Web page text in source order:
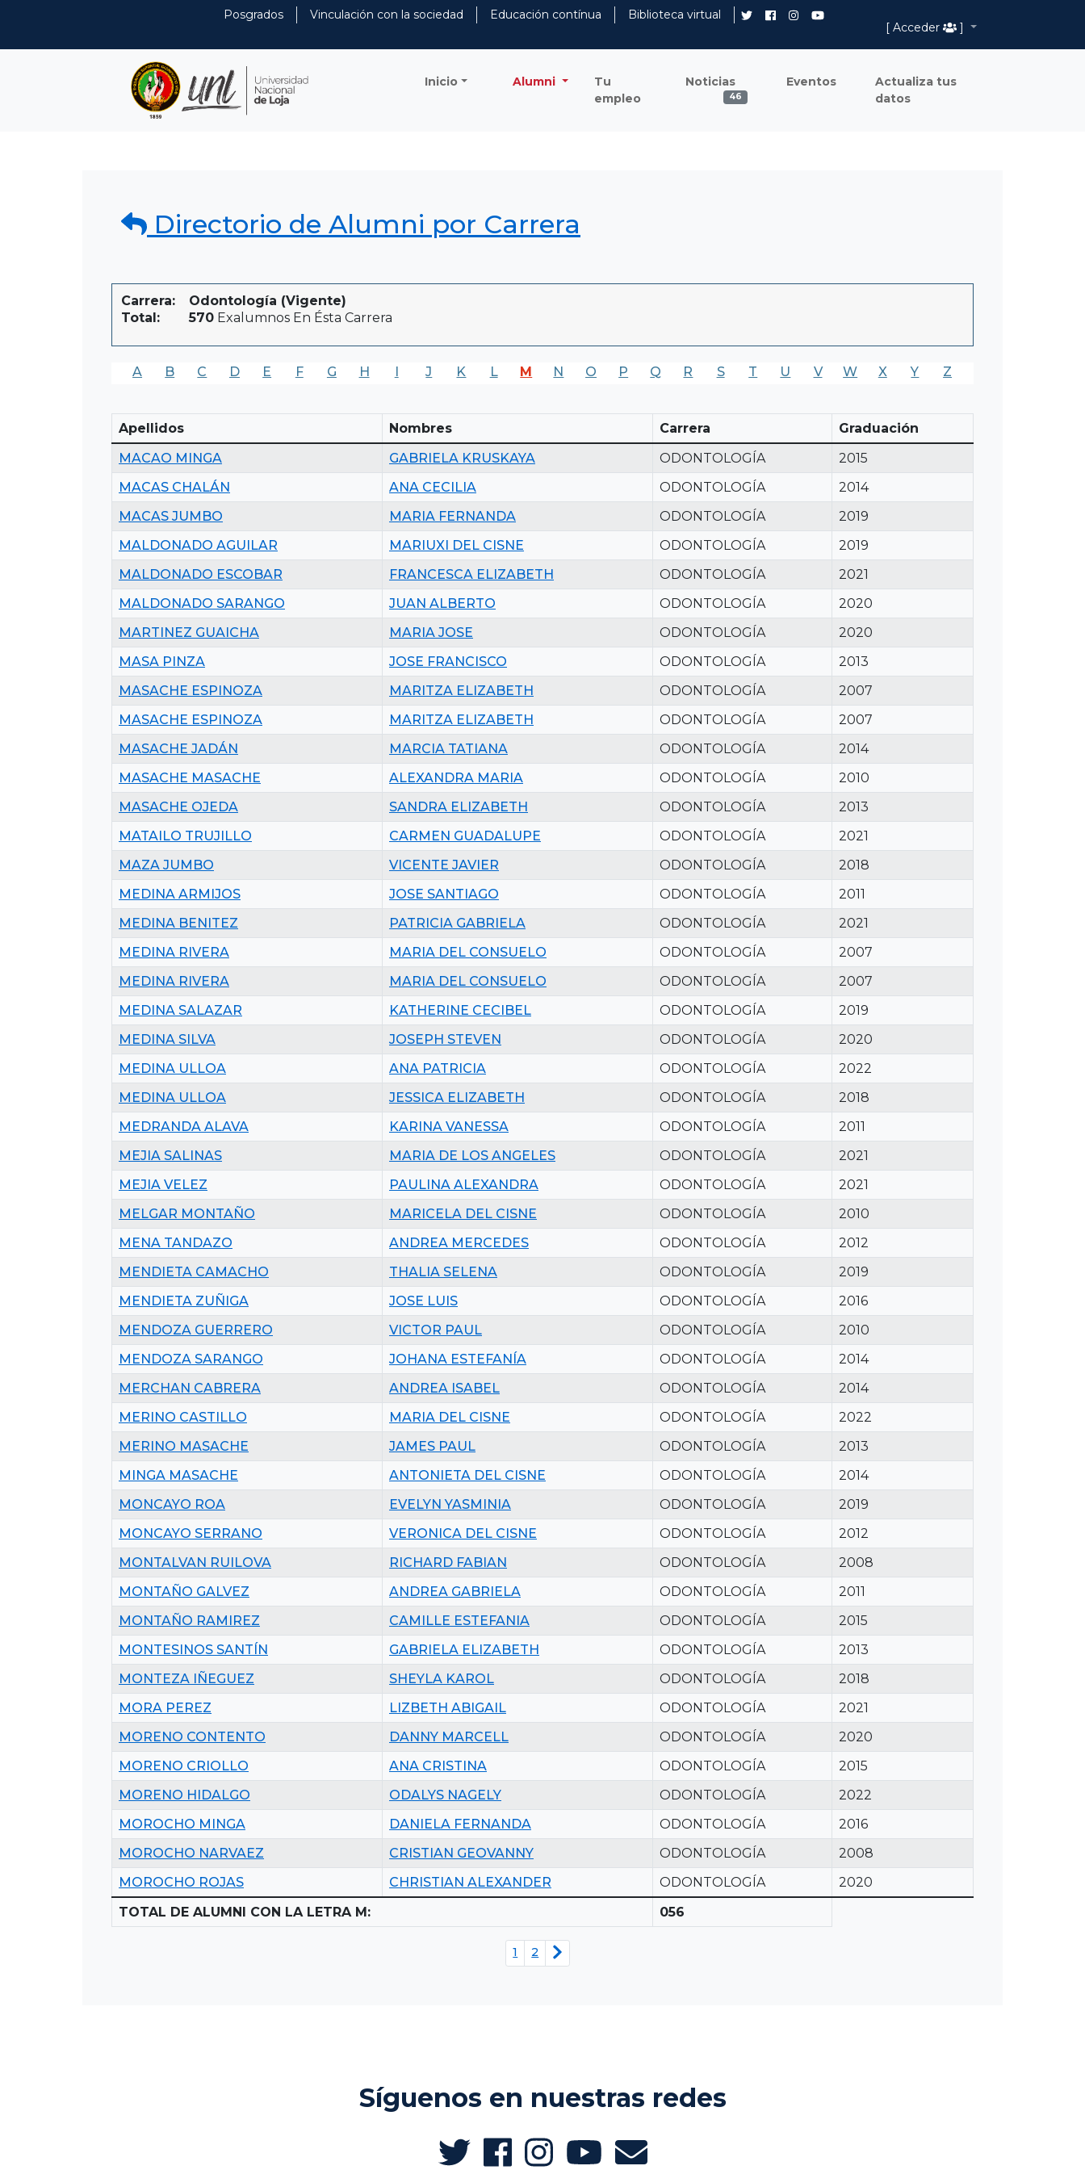
Posgrados Vinculación con la sociedad Educación contínua
Biblioteca virtual
[ Acceder
]
Inicio Alumni
Tu
empleo
Noticias
46
Eventos
Actualiza tus
datos
Directorio de Alumni por Carrera
Carrera:
Odontología (Vigente)
Total:
570 Exalumnos En Ésta Carrera
A B C D E F G H I J K L M N O P Q R S T U V W X Y Z
Apellidos Nombres Carrera
Graduación
MACAO MINGA
GABRIELA KRUSKAYA ODONTOLOGÍA
2015
MACAS CHALÁN
ANA CECILIA ODONTOLOGÍA
2014
MACAS JUMBO
MARIA FERNANDA ODONTOLOGÍA
2019
MALDONADO AGUILAR
MARIUXI DEL CISNE ODONTOLOGÍA
2019
MALDONADO ESCOBAR
FRANCESCA ELIZABETH ODONTOLOGÍA
2021
MALDONADO SARANGO
JUAN ALBERTO ODONTOLOGÍA
2020
MARTINEZ GUAICHA
MARIA JOSE ODONTOLOGÍA
2020
MASA PINZA
JOSE FRANCISCO ODONTOLOGÍA
2013
MASACHE ESPINOZA
MARITZA ELIZABETH ODONTOLOGÍA
2007
MASACHE ESPINOZA
MARITZA ELIZABETH ODONTOLOGÍA
2007
MASACHE JADÁN
MARCIA TATIANA ODONTOLOGÍA
2014
MASACHE MASACHE
ALEXANDRA MARIA ODONTOLOGÍA
2010
MASACHE OJEDA
SANDRA ELIZABETH ODONTOLOGÍA
2013
MATAILO TRUJILLO
CARMEN GUADALUPE ODONTOLOGÍA
2021
MAZA JUMBO
VICENTE JAVIER ODONTOLOGÍA
2018
MEDINA ARMIJOS
JOSE SANTIAGO ODONTOLOGÍA
2011
MEDINA BENITEZ
PATRICIA GABRIELA ODONTOLOGÍA
2021
MEDINA RIVERA
MARIA DEL CONSUELO ODONTOLOGÍA
2007
MEDINA RIVERA
MARIA DEL CONSUELO ODONTOLOGÍA
2007
MEDINA SALAZAR
KATHERINE CECIBEL ODONTOLOGÍA
2019
MEDINA SILVA
JOSEPH STEVEN ODONTOLOGÍA
2020
MEDINA ULLOA
ANA PATRICIA ODONTOLOGÍA
2022
MEDINA ULLOA
JESSICA ELIZABETH ODONTOLOGÍA
2018
MEDRANDA ALAVA
KARINA VANESSA ODONTOLOGÍA
2011
MEJIA SALINAS
MARIA DE LOS ANGELES ODONTOLOGÍA
2021
MEJIA VELEZ
PAULINA ALEXANDRA ODONTOLOGÍA
2021
MELGAR MONTAÑO
MARICELA DEL CISNE ODONTOLOGÍA
2010
MENA TANDAZO
ANDREA MERCEDES ODONTOLOGÍA
2012
MENDIETA CAMACHO
THALIA SELENA ODONTOLOGÍA
2019
MENDIETA ZUÑIGA
JOSE LUIS ODONTOLOGÍA
2016
MENDOZA GUERRERO
VICTOR PAUL ODONTOLOGÍA
2010
MENDOZA SARANGO
JOHANA ESTEFANÍA ODONTOLOGÍA
2014
MERCHAN CABRERA
ANDREA ISABEL ODONTOLOGÍA
2014
MERINO CASTILLO
MARIA DEL CISNE ODONTOLOGÍA
2022
MERINO MASACHE
JAMES PAUL ODONTOLOGÍA
2013
MINGA MASACHE
ANTONIETA DEL CISNE ODONTOLOGÍA
2014
MONCAYO ROA
EVELYN YASMINIA ODONTOLOGÍA
2019
MONCAYO SERRANO
VERONICA DEL CISNE ODONTOLOGÍA
2012
MONTALVAN RUILOVA
RICHARD FABIAN ODONTOLOGÍA
2008
MONTAÑO GALVEZ
ANDREA GABRIELA ODONTOLOGÍA
2011
MONTAÑO RAMIREZ
CAMILLE ESTEFANIA ODONTOLOGÍA
2015
MONTESINOS SANTÍN
GABRIELA ELIZABETH ODONTOLOGÍA
2013
MONTEZA IÑEGUEZ
SHEYLA KAROL ODONTOLOGÍA
2018
MORA PEREZ
LIZBETH ABIGAIL ODONTOLOGÍA
2021
MORENO CONTENTO
DANNY MARCELL ODONTOLOGÍA
2020
MORENO CRIOLLO
ANA CRISTINA ODONTOLOGÍA
2015
MORENO HIDALGO
ODALYS NAGELY ODONTOLOGÍA
2022
MOROCHO MINGA
DANIELA FERNANDA ODONTOLOGÍA
2016
MOROCHO NARVAEZ
CRISTIAN GEOVANNY ODONTOLOGÍA
2008
MOROCHO ROJAS
CHRISTIAN ALEXANDER ODONTOLOGÍA
2020
TOTAL DE ALUMNI CON LA LETRA M:
056
1 2
Síguenos en nuestras redes